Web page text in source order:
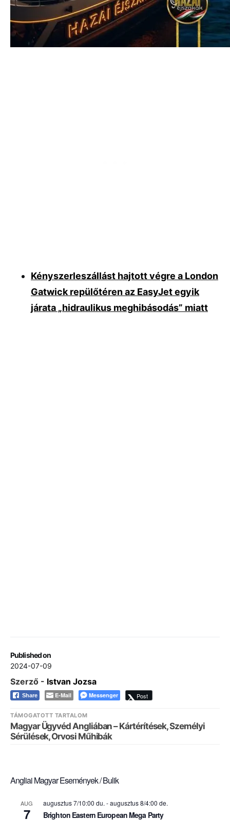
Published on
2024-07-09
Kényszerleszállást hajtott végre a London
Gatwick repülőtéren az EasyJet egyik
járata „hidraulikus meghibásodás” miatt
Szerző - Istvan Jozsa
Share E-Mail Messenger Post
TÁMOGATOTT TARTALOM
Magyar Ügyvéd Angliában – Kártérítések, Személyi
Sérülések, Orvosi Műhibák
Angliai Magyar Események / Bulik
AUG
7
augusztus 7/10:00 du. -augusztus 8/4:00 de.
Brighton Eastern European Mega Party